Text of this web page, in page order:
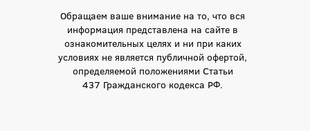
Обращаем ваше внимание на то, что вся
информация представлена на сайте в
ознакомительных целях и ни при каких
условиях не является публичной офертой,
определяемой положениями Статьи
437 Гражданского кодекса РФ.